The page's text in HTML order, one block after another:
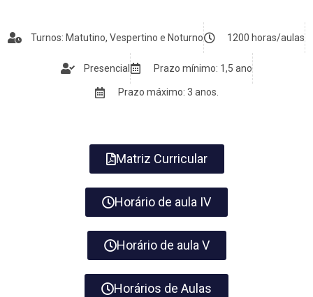
Turnos: Matutino, Vespertino e Noturno 1200 horas/aulas
Presencial Prazo mínimo: 1,5 ano
Prazo máximo: 3 anos.
Matriz Curricular
Horário de aula IV
Horário de aula V
Horários de Aulas